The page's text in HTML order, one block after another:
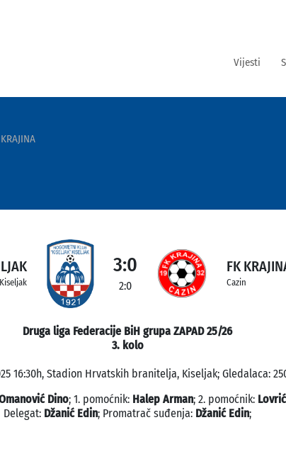
Vijesti
Kiseljak
3:0
2:0
FK
Cazin
Druga liga Federacije BiH grupa ZAPAD 25/26
3. kolo
16:30h, Stadion Hrvatskih branitelja, Kiseljak; Gledalaca:
Dino; 1. pomoćnik: Halep Arman; 2. pomoćnik:
Delegat: Džanić Edin; Promatrač suđenja: Džanić Edin;